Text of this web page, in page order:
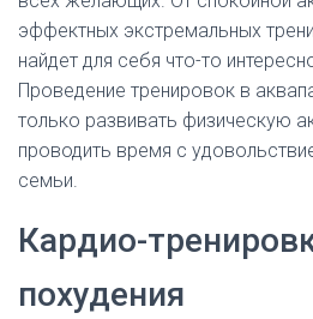
эффектных экстремальных
найдет для себя что-то
Проведение тренировок в
только развивать физическую
проводить время с
семьи.
Кардио-
похудения